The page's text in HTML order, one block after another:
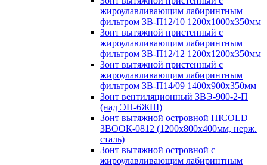
жироулавливающим лабиринтным
фильтром ЗВ-П12/10 1200х1000х350мм
Зонт вытяжной пристенный с
жироулавливающим лабиринтным
фильтром ЗВ-П12/12 1200х1200х350мм
Зонт вытяжной пристенный с
жироулавливающим лабиринтным
фильтром ЗВ-П14/09 1400х900х350мм
Зонт вентиляционный ЗВЭ-900-2-П
(над ЭП-6ЖШ)
Зонт вытяжной островной HICOLD
ЗВООК-0812 (1200х800x400мм, нерж.
сталь)
Зонт вытяжной островной с
жироулавливающим лабиринтным